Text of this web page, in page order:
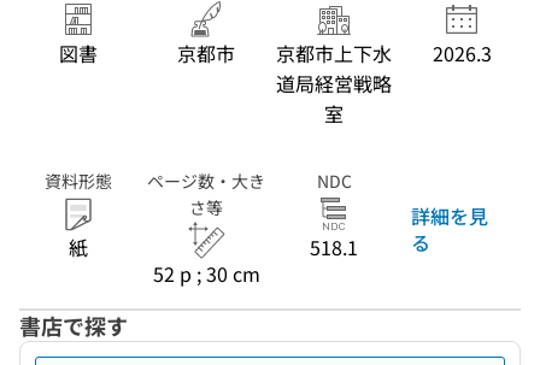
図書 京都市
京都市上下水
道局経営戦略
室
2026.3
資料形態
紙
ページ数・大き
さ等
52 p ; 30 cm
NDC
518.1
詳細を見
る
書店で探す